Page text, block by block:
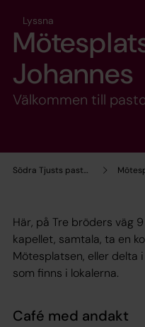
Södra Tjusts pastorat
Lyssna
Johannes
Välkommen till
Här, på Tre bröders väg
kapellet, samtala, ta en
Mötesplatsen, eller delta
som finns i lokalerna.
Café med andakt